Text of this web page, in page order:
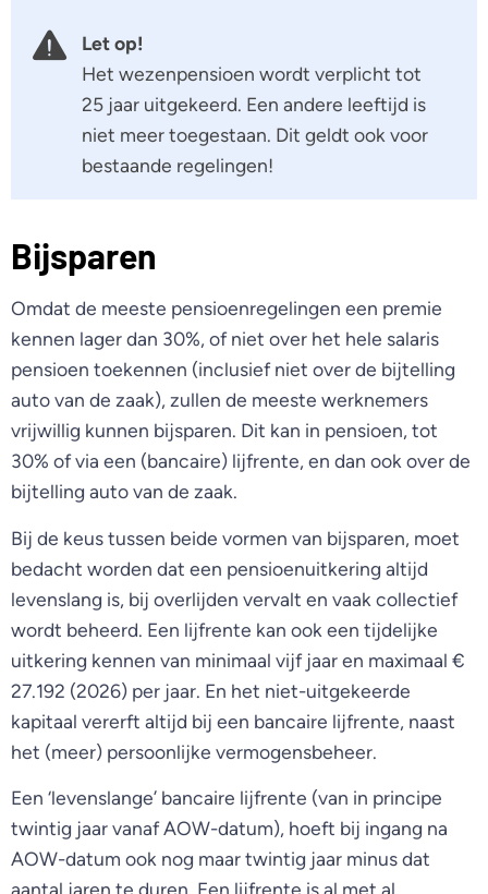
Let op!
Het wezenpensioen wordt verplicht tot
25 jaar uitgekeerd. Een andere leeftijd is
niet meer toegestaan. Dit geldt ook voor
bestaande regelingen!
Bijsparen
Omdat de meeste pensioenregelingen een premie
kennen lager dan 30%, of niet over het hele salaris
pensioen toekennen (inclusief niet over de bijtelling
auto van de zaak), zullen de meeste werknemers
vrijwillig kunnen bijsparen. Dit kan in pensioen, tot
30% of via een (bancaire) lijfrente, en dan ook over de
bijtelling auto van de zaak.
Bij de keus tussen beide vormen van bijsparen, moet
bedacht worden dat een pensioenuitkering altijd
levenslang is, bij overlijden vervalt en vaak collectief
wordt beheerd. Een lijfrente kan ook een tijdelijke
uitkering kennen van minimaal vijf jaar en maximaal €
27.192 (2026) per jaar. En het niet-uitgekeerde
kapitaal vererft altijd bij een bancaire lijfrente, naast
het (meer) persoonlijke vermogensbeheer.
Een ‘levenslange’ bancaire lijfrente (van in principe
twintig jaar vanaf AOW-datum), hoeft bij ingang na
AOW-datum ook nog maar twintig jaar minus dat
aantal jaren te duren. Een lijfrente is al met al